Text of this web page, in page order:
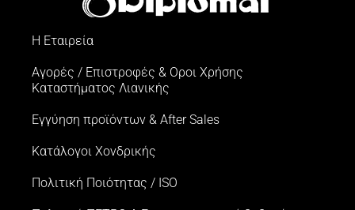
Η Εταιρεία
Αγορές / Επιστροφές & Oροι Xρήσης
Kαταστήματος Λιανικής
Εγγύηση προϊόντων & After Sales
Κατάλογοι Χονδρικής
Πολιτική Ποιότητας / ISO